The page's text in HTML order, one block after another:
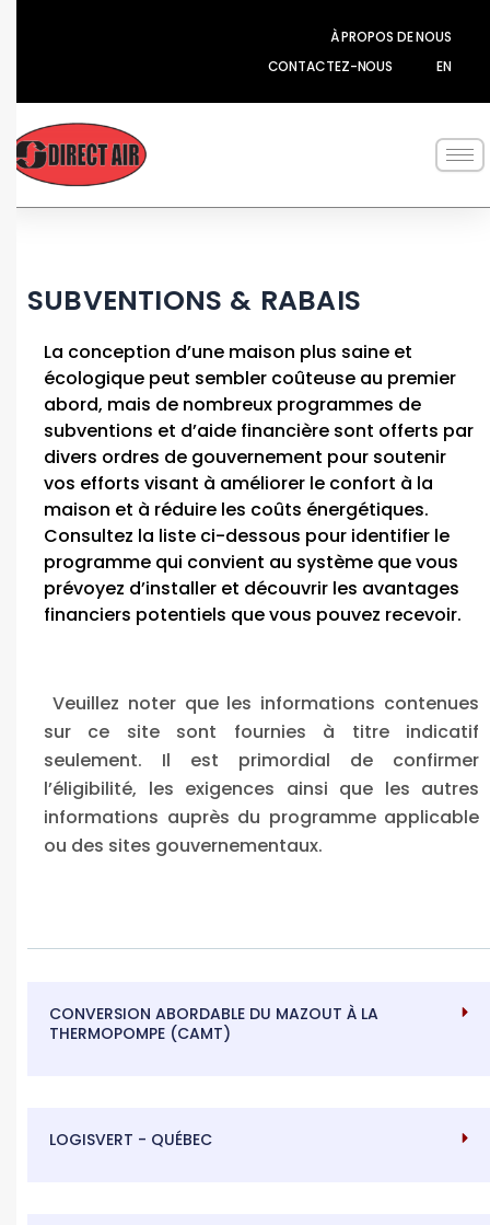
À PROPOS DE NOUS
CONTACTEZ-NOUS
EN
SUBVENTIONS & RABAIS
La conception d’une maison plus saine et
écologique peut sembler coûteuse au premier
abord, mais de nombreux programmes de
subventions et d’aide financière sont offerts par
divers ordres de gouvernement pour soutenir
vos efforts visant à améliorer le confort à la
maison et à réduire les coûts énergétiques.
Consultez la liste ci-dessous pour identifier le
programme qui convient au système que vous
prévoyez d’installer et découvrir les avantages
financiers potentiels que vous pouvez recevoir.
Veuillez noter que les informations contenues
sur ce site sont fournies à titre indicatif
seulement. Il est primordial de confirmer
l’éligibilité, les exigences ainsi que les autres
informations auprès du programme applicable
ou des sites gouvernementaux.
CONVERSION ABORDABLE DU MAZOUT À LA
THERMOPOMPE (CAMT)
LOGISVERT - QUÉBEC